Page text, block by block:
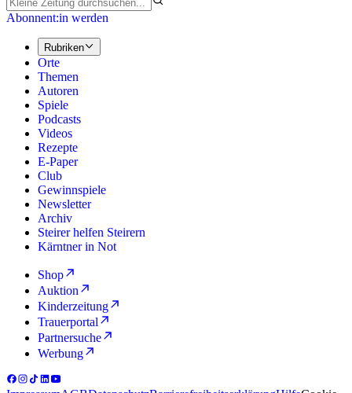
Abonnent:in werden
Rubriken
Orte
Themen
Autoren
Spiele
Podcasts
Videos
Rezepte
E-Paper
Club
Gewinnspiele
Newsletter
Archiv
Steirer helfen Steirern
Kärntner in Not
Shop
Auktion
Kinderzeitung
Trauerportal
Partnersuche
Werbung